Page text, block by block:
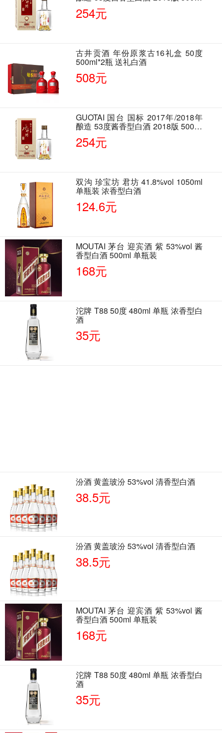
单瓶装
254元
古井贡酒 年份原浆古16礼盒 50度
500ml*2瓶 送礼白酒
508元
GUOTAI 国台 国标 2017年/2018年
酿造 53度酱香型白酒 2018版 500ml
单瓶装
254元
双沟 珍宝坊 君坊 41.8%vol 1050ml
单瓶装 浓香型白酒
124.6元
MOUTAI 茅台 迎宾酒 紫 53%vol 酱
香型白酒 500ml 单瓶装
168元
沱牌 T88 50度 480ml 单瓶 浓香型白
酒
35元
汾酒 黄盖玻汾 53%vol 清香型白酒
38.5元
汾酒 黄盖玻汾 53%vol 清香型白酒
38.5元
MOUTAI 茅台 迎宾酒 紫 53%vol 酱
香型白酒 500ml 单瓶装
168元
沱牌 T88 50度 480ml 单瓶 浓香型白
酒
35元